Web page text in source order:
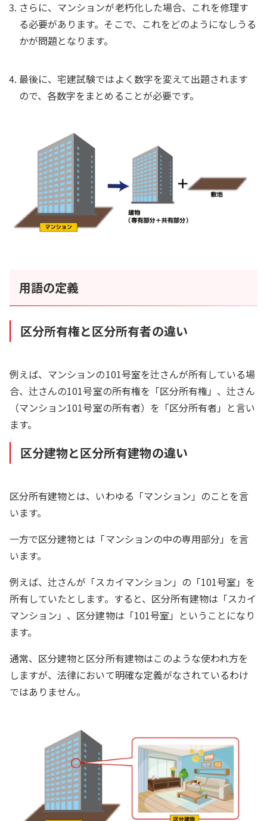
さらに、マンションが老朽化した場合、これを修理す
る必要があります。そこで、これをどのようになしうる
かが問題となります。
最後に、宅建試験ではよく数字を変えて出題されます
ので、各数字をまとめることが必要です。
用語の定義
区分所有権と区分所有者の違い
例えば、マンションの101号室を辻さんが所有している場
合、辻さんの101号室の所有権を「区分所有権」、辻さん
（マンション101号室の所有者）を「区分所有者」と言い
ます。
区分建物と区分所有建物の違い
区分所有建物とは、いわゆる「マンション」のことを言
います。
一方で区分建物とは「マンションの中の専用部分」を言
います。
例えば、辻さんが「スカイマンション」の「101号室」を
所有していたとします。すると、区分所有建物は「スカイ
マンション」、区分建物は「101号室」ということになり
ます。
通常、区分建物と区分所有建物はこのような使われ方を
しますが、法律において明確な定義がなされているわけ
ではありません。